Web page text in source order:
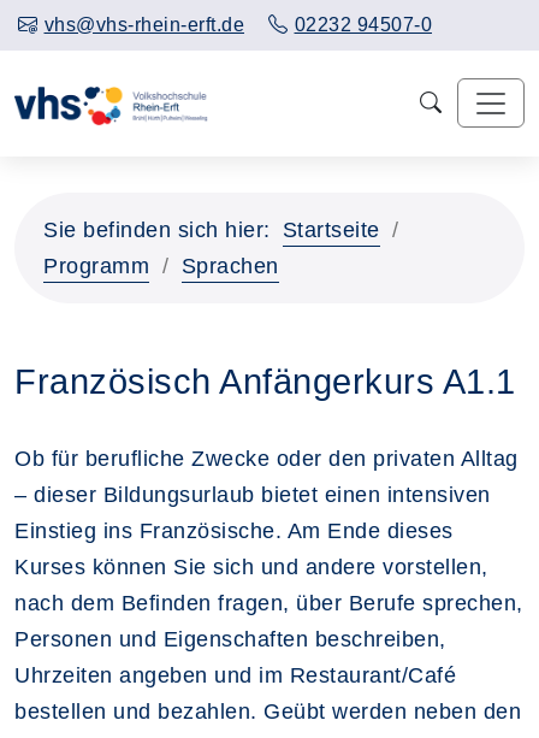
vhs@vhs-rhein-erft.de 02232 94507-0
Sie befinden sich hier:
Startseite
Programm
Sprachen
Französisch Anfängerkurs A1.1
Ob für berufliche Zwecke oder den privaten Alltag
– dieser Bildungsurlaub bietet einen intensiven
Einstieg ins Französische. Am Ende dieses
Kurses können Sie sich und andere vorstellen,
nach dem Befinden fragen, über Berufe sprechen,
Personen und Eigenschaften beschreiben,
Uhrzeiten angeben und im Restaurant/Café
bestellen und bezahlen. Geübt werden neben den